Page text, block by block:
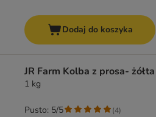
Dodaj do koszyka
JR Farm Kolba z prosa- żółta
1 kg
Pusto: 5/5 (4)